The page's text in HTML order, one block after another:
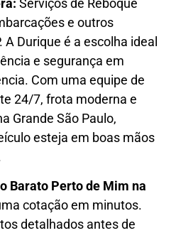
Serviços de Reboque
e outros
A Durique é a escolha ideal
e segurança em
Com uma equipe de
24/7, frota moderna e
Grande São Paulo,
esteja em boas mãos
Barato Perto de Mim na
cotação em minutos.
detalhados antes de